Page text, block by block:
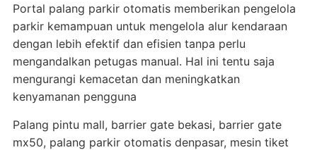
Portal palang parkir otomatis memberikan pengelola
parkir kemampuan untuk mengelola alur kendaraan
dengan lebih efektif dan efisien tanpa perlu
mengandalkan petugas manual. Hal ini tentu saja
mengurangi kemacetan dan meningkatkan
kenyamanan pengguna
Palang pintu mall, barrier gate bekasi, barrier gate
mx50, palang parkir otomatis denpasar, mesin tiket